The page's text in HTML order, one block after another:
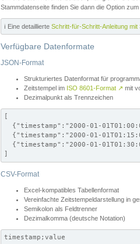
Stammdatenseite finden Sie dann die Option
ℹ️ Eine detaillierte Schritt-für-Schritt-Anleitung mit
Verfügbare Datenformate
JSON-Format
Strukturiertes Datenformat für
Zeitstempel im ISO 8601-Format ↗ mit
Dezimalpunkt als Trennzeichen
[
{"timestamp":"2000-01-
{"timestamp":"2000-01-
{"timestamp":"2000-01-
]
CSV-Format
Excel-kompatibles Tabellenformat
Vereinfachte Zeitstempeldarstellung in
Semikolon als Feldtrenner
Dezimalkomma (deutsche Notation)
timestamp;value